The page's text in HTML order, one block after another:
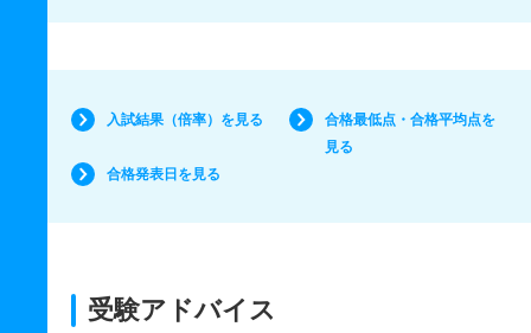
入試結果（倍率）を見る
合格最低点・合格平均点を
見る
合格発表日を見る
受験アドバイス